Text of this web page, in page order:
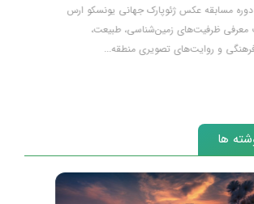
مسابقه عکس ژئوپارک جهانی یونسکو ارس
ظرفیت‌های زمین‌شناسی، طبیعت،
و روایت‌های تصویری منطقه...
ها